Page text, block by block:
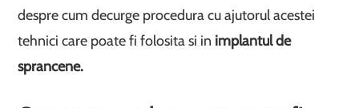
despre cum decurge procedura cu ajutorul acestei
tehnici care poate fi folosita si in implantul de
sprancene.